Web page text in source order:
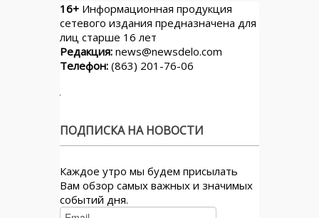
16+ Информационная продукция
сетевого издания предназначена для
лиц старше 16 лет
Редакция: news@newsdelo.com
Телефон: (863) 201-76-06
ПОДПИСКА НА НОВОСТИ
Каждое утро мы будем присылать
Вам обзор самых важных и значимых
событий дня.